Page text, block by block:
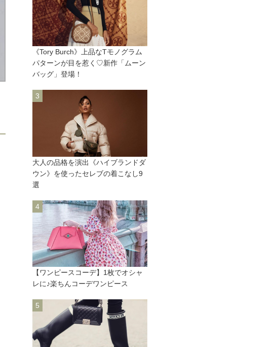
《Tory Burch》上品なTモノグラム
パターンが目を惹く♡新作「ムーン
バッグ」登場！
大人の品格を演出《ハイブランドダ
ウン》を使ったセレブの着こなし9
選
【ワンピースコーデ】1枚でオシャ
レに♪楽ちんコーデワンピース